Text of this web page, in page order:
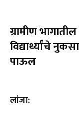
ग्रामीण
विद्यार्थ्यांचे
पाऊल
लांजा: